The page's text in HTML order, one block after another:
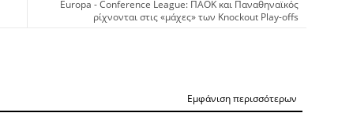
Europa - Conference League: ΠΑΟΚ και Παναθηναϊκός
ρίχνονται στις «μάχες» των Knockout Play-offs
Εμφάνιση περισσότερων